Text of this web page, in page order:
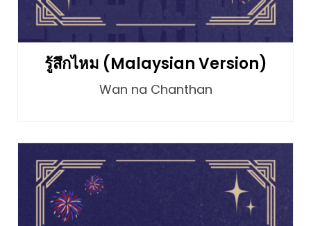
รู้สึกไหม (Malaysian Version)
Wan na Chanthan